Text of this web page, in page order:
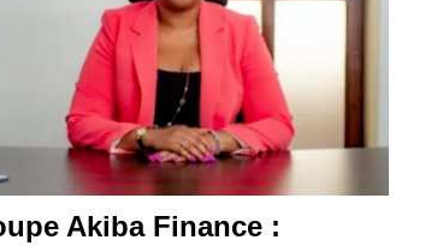
Akiba Finance :